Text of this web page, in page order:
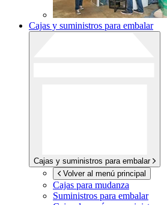
Cajas y suministros para embalar
Cajas y suministros para embalar
Volver al menú principal
Cajas para mudanza
Suministros para embalar